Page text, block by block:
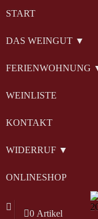
START
DAS WEINGUT ▼
FERIENWOHNUNG
WEINLISTE
KONTAKT
WIDERRUF ▼
ONLINESHOP
0 Artikel